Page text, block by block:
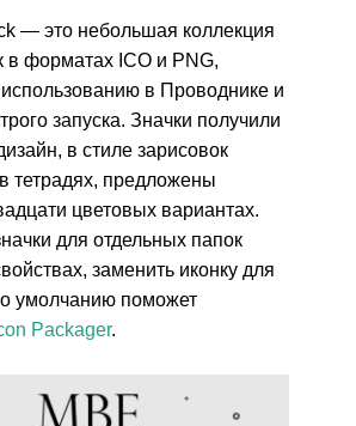
— это небольшая коллекция
в форматах ICO и PNG,
в Проводнике и
запуска. Значки получили
в стиле зарисовок
тетрадях, предложены
цветовых вариантах.
для отдельных папок
заменить иконку для
умолчанию поможет
Packager.